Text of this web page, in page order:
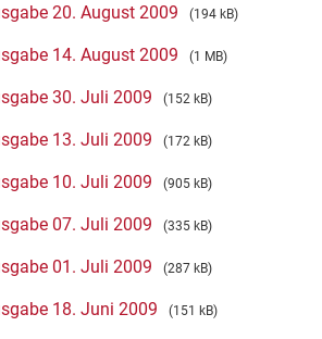
20. August 2009 (194 kB)
14. August 2009 (1 MB)
30. Juli 2009 (152 kB)
13. Juli 2009 (172 kB)
10. Juli 2009 (905 kB)
07. Juli 2009 (335 kB)
01. Juli 2009 (287 kB)
18. Juni 2009 (151 kB)